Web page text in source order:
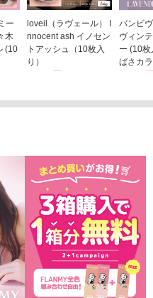
ー
木
(10
loveil（ラヴェール） I
nnocent ash イノセン
トアッシュ（10枚入
り）
バンビ
ヴィン
ー (10
ばさカ